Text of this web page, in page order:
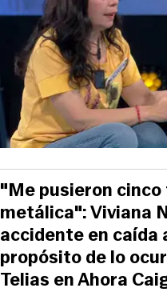
"Me pusieron
metálica": Viviana
accidente en caída
propósito de lo
Telias en Ahora